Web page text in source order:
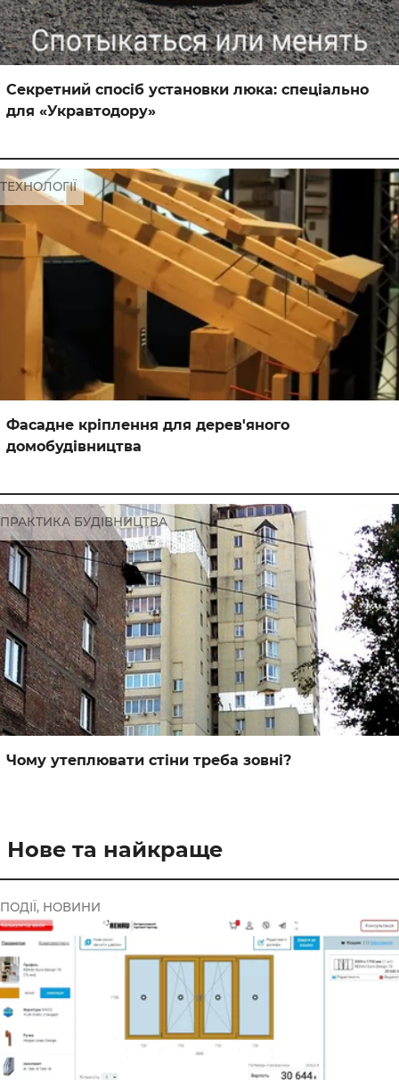
Секретний спосіб установки люка: спеціально
для «Укравтодору»
Фасадне кріплення для дерев'яного
домобудівництва
ТЕХНОЛОГІЇ
Чому утеплювати стіни треба зовні?
ПРАКТИКА БУДІВНИЦТВА
Нове та найкраще
ПОДІЇ, НОВИНИ